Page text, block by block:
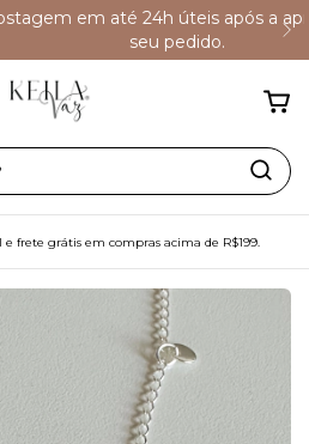
úteis após a aprovação do
frete grátis em compras acima de R$199.